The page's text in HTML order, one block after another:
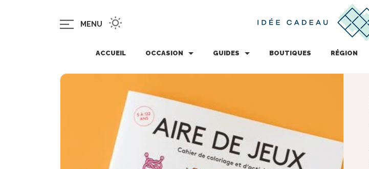
MENU
ACCUEIL OCCASION GUIDES BOUTIQUES RÉGION